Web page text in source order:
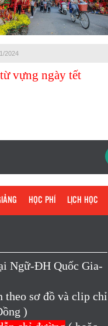
2024
vựng ngày tết
HỌC PHÍ LỊCH HỌC
Ngữ-ĐH Quốc Gia-
theo sơ đồ và clip chỉ
)